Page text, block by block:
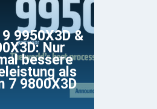
9950X3D &
Nur
bessere
als
7 9800X3D